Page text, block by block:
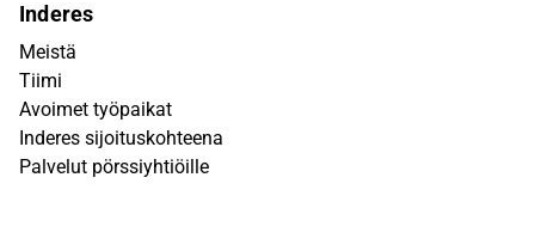
Inderes
Meistä
Tiimi
Avoimet työpaikat
Inderes sijoituskohteena
Palvelut pörssiyhtiöille